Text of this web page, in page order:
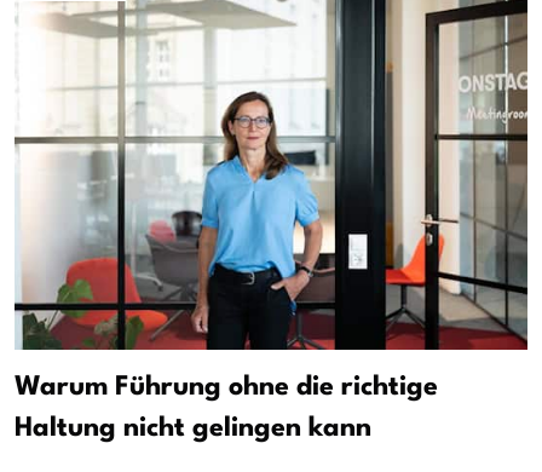
Warum Führung ohne die richtige
Haltung nicht gelingen kann